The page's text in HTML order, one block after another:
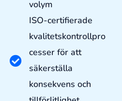
volym
ISO-certifierade
kvalitetskontrollpro
cesser för att
säkerställa
konsekvens och